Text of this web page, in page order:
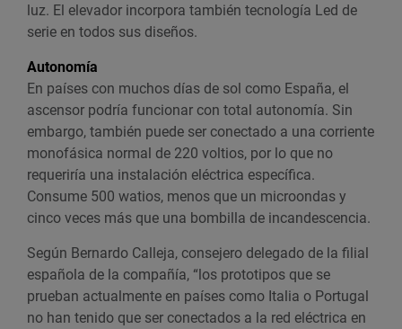
luz. El elevador incorpora también tecnología Led de
serie en todos sus diseños.
Autonomía
En países con muchos días de sol como España, el
ascensor podría funcionar con total autonomía. Sin
embargo, también puede ser conectado a una corriente
monofásica normal de 220 voltios, por lo que no
requeriría una instalación eléctrica específica.
Consume 500 watios, menos que un microondas y
cinco veces más que una bombilla de incandescencia.
Según Bernardo Calleja, consejero delegado de la filial
española de la compañía, “los prototipos que se
prueban actualmente en países como Italia o Portugal
no han tenido que ser conectados a la red eléctrica en